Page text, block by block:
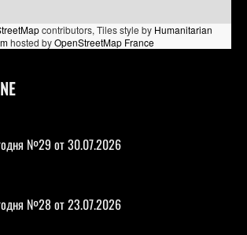
contributors, Tiles style by Humanitarian
hosted byOpenStreetMap France
№29 от 30.07.2026
№28 от 23.07.2026